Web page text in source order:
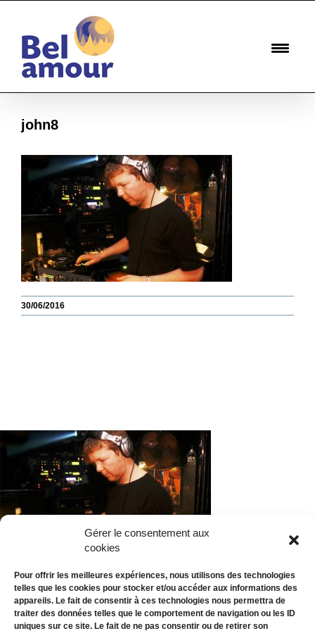
Gérer le consentement aux
cookies
Pour offrir les meilleures expériences, nous utilisons des technologies
telles que les cookies pour stocker et/ou accéder aux informations des
appareils. Le fait de consentir à ces technologies nous permettra de
traiter des données telles que le comportement de navigation ou les ID
uniques sur ce site. Le fait de ne pas consentir ou de retirer son
contenu
john8
30/06/2016